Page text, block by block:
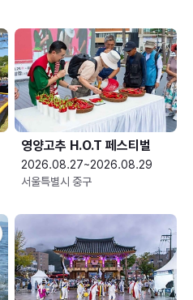
영양고추 H.O.T 페스티벌
2026.08.27~2026.08.29
서울특별시 중구